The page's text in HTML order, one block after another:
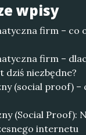
wpisy
firm – co
firm –
dziś niezbędne?
(social proof) –
(Social Proof):
internetu